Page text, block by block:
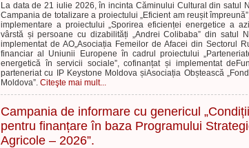
La data de 21 iulie 2026, în incinta Căminului Cultural din satul
Campania de totalizare a proiectului „Eficient am reușit
implementare a proiectului „Sporirea eficienței energetice a
vârstă și persoane cu dizabilități „Andrei Colibaba” din satul
implementat de AO„Asociația Femeilor de Afacei din Sectorul
financiar al Uniunii Europene în cadrul proiectului
energetică în servicii sociale”, cofinanțat și implementat
parteneriat cu IP Keystone Moldova șiAsociația Obștească
Moldova”. Citeşte mai mult...
Campania de informare cu genericul
pentru finanțare în baza Programului
Agricole – 2026”.